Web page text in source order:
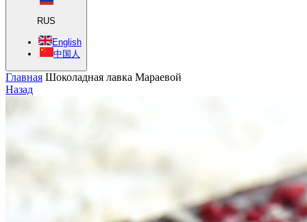
RUS
English
中国人
Главная Шоколадная лавка Мараевой
Назад